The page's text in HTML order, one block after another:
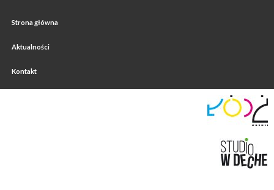
Strona główna
Aktualności
Kontakt